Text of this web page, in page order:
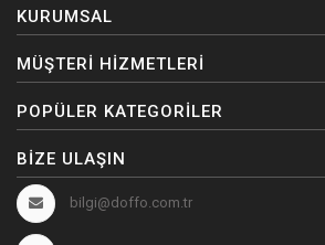
KURUMSAL
MÜŞTERI HIZMETLERI
POPÜLER KATEGORILER
BIZE ULAŞIN
bilgi@doffo.com.tr